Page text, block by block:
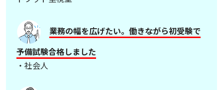
業務の幅を広げたい。働きながら初受験で
予備試験合格しました
・社会人